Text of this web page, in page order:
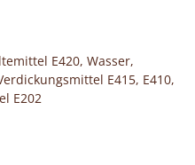
E420, Wasser,
E415, E410,
E202